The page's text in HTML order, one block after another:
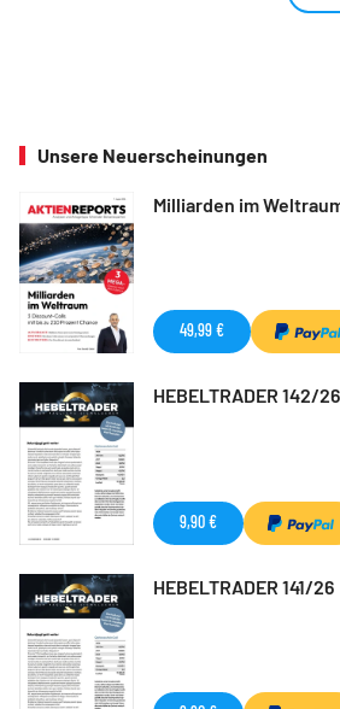
Unsere Neuerscheinungen
Milliarden im
49,99 €
HEBELTRADER 142/26
9,90 €
HEBELTRADER 141/26